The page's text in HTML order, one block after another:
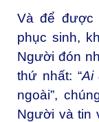
Và để được
phục sinh,
Người đón
thứ nhất: “Ai
ngoài”,
Người và tin